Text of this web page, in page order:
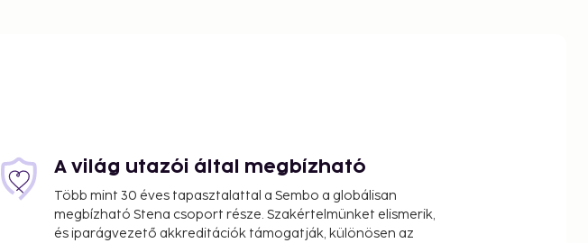
A világ utazói által megbízható
Több mint 30 éves tapasztalattal a Sembo a globálisan
megbízható Stena csoport része. Szakértelmünket elismerik,
és iparágvezető akkreditációk támogatják, különösen az